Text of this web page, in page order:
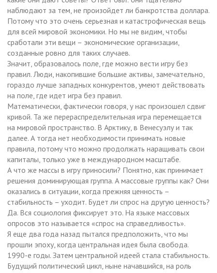
наблюдают за тем, не произойдет ли банкротства доллара.
Потому что это очень серьезная и катастрофическая вещь
для всей мировой экономики. Но мы не видим, чтобы
сработали эти вещи – экономические организации,
созданные ровно для таких случаев.
Значит, образовалось поле, где можно вести игру без
правил. Люди, накопившие большие активы, замечательно,
гораздо лучше западных конкурентов, умеют действовать
на поле, где идет игра без правил.
Математически, фактически говоря, у нас произошел сдвиг
кривой. Та же перераспределительная игра перемещается
на мировой пространство. В Арктику, в Венесуэлу и так
далее. А тогда нет необходимости принимать новые
правила, потому что можно продолжать наращивать свои
капиталы, только уже в международном масштабе.
А что же массы в игру приносили? Понятно, как принимает
решения доминирующая группа. А массовые группы как? Они
оказались в ситуации, когда прежняя ценность –
стабильность – уходит. Будет ли спрос на другую ценность?
Да. Вся социология фиксирует это. На языке массовых
опросов это называется «спрос на справедливость».
Я еще два года назад пытался предположить, что мы
прошли эпоху, когда центральная идея была свобода.
1990-е годы. Затем центральной идеей стала стабильность.
Будущий политический цикл, ныне начавшийся, на роль